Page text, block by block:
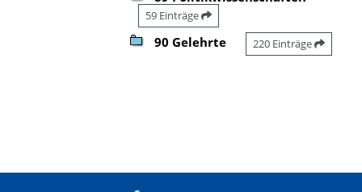
59 Einträge
90 Gelehrte 220 Einträge